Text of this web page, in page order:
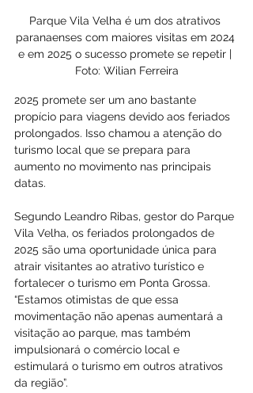
Parque Vila Velha é um dos atrativos
paranaenses com maiores visitas em 2024
e em 2025 o sucesso promete se repetir |
Foto: Wilian Ferreira
2025 promete ser um ano bastante
propício para viagens devido aos feriados
prolongados. Isso chamou a atenção do
turismo local que se prepara para
aumento no movimento nas principais
datas.
Segundo Leandro Ribas, gestor do Parque
Vila Velha, os feriados prolongados de
2025 são uma oportunidade única para
atrair visitantes ao atrativo turístico e
fortalecer o turismo em Ponta Grossa.
“Estamos otimistas de que essa
movimentação não apenas aumentará a
visitação ao parque, mas também
impulsionará o comércio local e
estimulará o turismo em outros atrativos
da região”.